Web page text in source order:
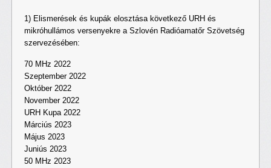
1) Elismerések és kupák elosztása következő URH és
mikróhullámos versenyekre a Szlovén Radióamatőr Szövetség
szervezésében:
70 MHz 2022
Szeptember 2022
Október 2022
November 2022
URH Kupa 2022
Márciús 2023
Május 2023
Juniús 2023
50 MHz 2023